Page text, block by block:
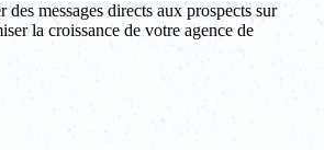
messages directs aux prospects sur
la croissance de votre agence de